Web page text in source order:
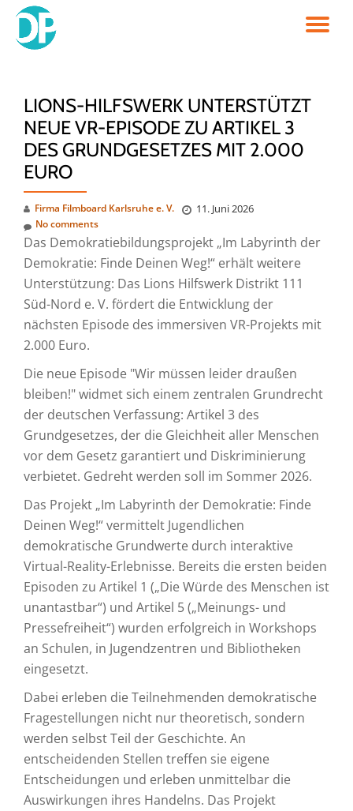
Skip
LIONS-HILFSWERK UNTERSTÜTZT
NEUE VR-EPISODE ZU ARTIKEL 3
DES GRUNDGESETZES MIT 2.000
EURO
Firma Filmboard Karlsruhe e. V. 11. Juni 2026
No comments
Das Demokratiebildungsprojekt „Im Labyrinth der
Demokratie: Finde Deinen Weg!“ erhält weitere
Unterstützung: Das Lions Hilfswerk Distrikt 111
Süd-Nord e. V. fördert die Entwicklung der
nächsten Episode des immersiven VR-Projekts mit
2.000 Euro.
Die neue Episode "Wir müssen leider draußen
bleiben!" widmet sich einem zentralen Grundrecht
der deutschen Verfassung: Artikel 3 des
Grundgesetzes, der die Gleichheit aller Menschen
vor dem Gesetz garantiert und Diskriminierung
verbietet. Gedreht werden soll im Sommer 2026.
Das Projekt „Im Labyrinth der Demokratie: Finde
Deinen Weg!“ vermittelt Jugendlichen
demokratische Grundwerte durch interaktive
Virtual-Reality-Erlebnisse. Bereits die ersten beiden
Episoden zu Artikel 1 („Die Würde des Menschen ist
unantastbar“) und Artikel 5 („Meinungs- und
Pressefreiheit“) wurden erfolgreich in Workshops
an Schulen, in Jugendzentren und Bibliotheken
eingesetzt.
Dabei erleben die Teilnehmenden demokratische
Fragestellungen nicht nur theoretisch, sondern
werden selbst Teil der Geschichte. An
entscheidenden Stellen treffen sie eigene
Entscheidungen und erleben unmittelbar die
Auswirkungen ihres Handelns. Das Projekt